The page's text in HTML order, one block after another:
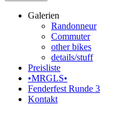
Galerien
Randonneur
Commuter
other bikes
details/stuff
Preisliste
•MRGLS•
Fenderfest Runde 3
Kontakt